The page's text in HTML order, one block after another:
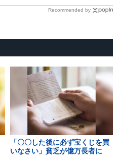
Recommended by
「〇〇した後に必ず宝くじを買
いなさい」貧乏が億万長者に